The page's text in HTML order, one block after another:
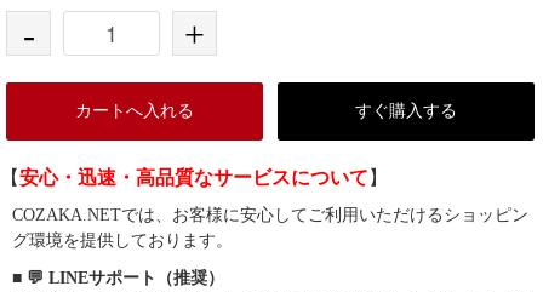
- +
カートへ入れる すぐ購入する
【安心・迅速・高品質なサービスについて 】
COZAKA.NETでは、お客様に安心してご利用いただけるショッピン
グ環境を提供しております。
■ 💬 LINEサポート（推奨）